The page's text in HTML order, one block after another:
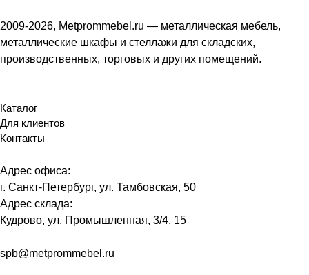
2009-2026, Metprommebel.ru — металлическая мебель,
металлические шкафы и стеллажи для складских,
производственных, торговых и других помещений.
Каталог
Для клиентов
Контакты
Адрес офиса:
г. Санкт-Петербург, ул. Тамбовская, 50
Адрес склада:
Кудрово, ул. Промышленная, 3/4, 15
spb@metprommebel.ru